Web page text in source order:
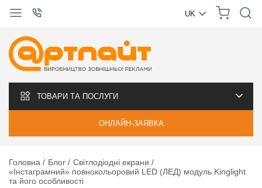
UK
ТОВАРИ ТА ПОСЛУГИ
ОНЛАЙН-ЗАЯВКА
Головна Блог
Світлодіодні екрани
«Інстаграмний» повнокольоровий LED (ЛЕД) модуль Kinglight
та його особливості